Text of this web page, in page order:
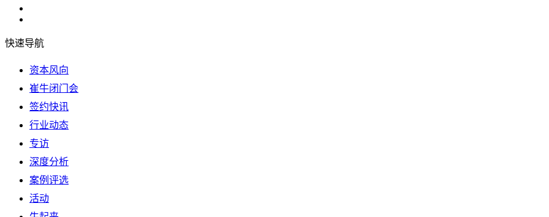
快速导航
资本风向
崔牛闭门会
签约快讯
行业动态
专访
深度分析
案例评选
活动